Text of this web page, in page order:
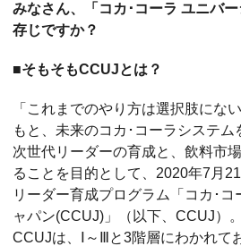
みなさん、「コカ･コーラ ユニバ
存じですか？
■そもそもCCUJとは？
「これまでのやり方は選択肢にな
もと、未来のコカ･コーラシステム
次世代リーダーの育成と、飲料市
ることを目的として、2020年7月
リーダー育成プログラム「コカ･
ャパン(CCUJ)」（以下、CCUJ）。
CCUJは、Ⅰ～Ⅲと3階層にわかれて